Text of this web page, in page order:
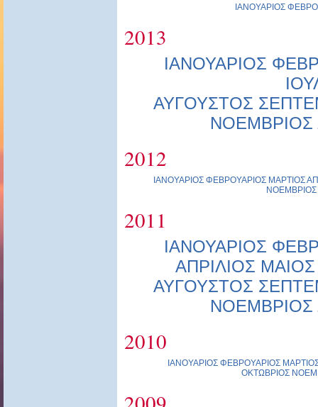
ΙΑΝΟΥΑΡΙΟΣ
2013
ΙΑΝΟΥΑΡΙΟΣ
ΑΥΓΟΥΣΤΟΣ
ΝΟΕΜΒΡΙΟΣ
2012
ΙΑΝΟΥΑΡΙΟΣ ΦΕΒΡΟΥΑΡΙΟΣ ΜΑΡΤΙΟΣ
ΝΟΕΜΒΡΙΟΣ
2011
ΙΑΝΟΥΑΡΙΟΣ
ΑΠΡΙΛΙΟΣ ΜΑΙΟΣ
ΑΥΓΟΥΣΤΟΣ
ΝΟΕΜΒΡΙΟΣ
2010
ΙΑΝΟΥΑΡΙΟΣ ΦΕΒΡΟΥΑΡΙΟΣ
ΟΚΤΩΒΡΙΟΣ